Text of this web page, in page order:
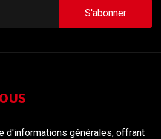
S'abonner
d'informations générales, offrant